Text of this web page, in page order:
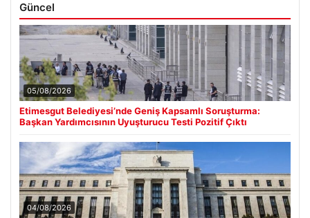
Güncel
05/08/2026
Etimesgut Belediyesi’nde Geniş Kapsamlı Soruşturma:
Başkan Yardımcısının Uyuşturucu Testi Pozitif Çıktı
04/08/2026